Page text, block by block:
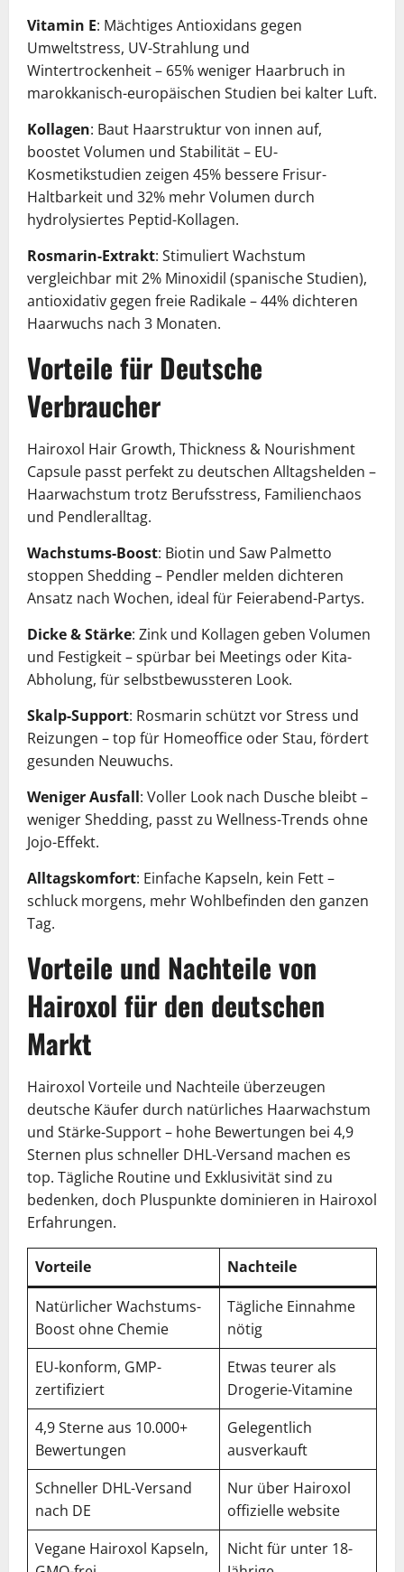
Vitamin E: Mächtiges Antioxidans gegen
Umweltstress, UV-Strahlung und
Wintertrockenheit – 65% weniger Haarbruch in
marokkanisch-europäischen Studien bei kalter Luft.
Kollagen: Baut Haarstruktur von innen auf,
boostet Volumen und Stabilität – EU-
Kosmetikstudien zeigen 45% bessere Frisur-
Haltbarkeit und 32% mehr Volumen durch
hydrolysiertes Peptid-Kollagen.
Rosmarin-Extrakt: Stimuliert Wachstum
vergleichbar mit 2% Minoxidil (spanische Studien),
antioxidativ gegen freie Radikale – 44% dichteren
Haarwuchs nach 3 Monaten.
Vorteile für Deutsche
Verbraucher
Hairoxol Hair Growth, Thickness & Nourishment
Capsule passt perfekt zu deutschen Alltagshelden –
Haarwachstum trotz Berufsstress, Familienchaos
und Pendleralltag.
Wachstums-Boost: Biotin und Saw Palmetto
stoppen Shedding – Pendler melden dichteren
Ansatz nach Wochen, ideal für Feierabend-Partys.
Dicke & Stärke: Zink und Kollagen geben Volumen
und Festigkeit – spürbar bei Meetings oder Kita-
Abholung, für selbstbewussteren Look.
Skalp-Support: Rosmarin schützt vor Stress und
Reizungen – top für Homeoffice oder Stau, fördert
gesunden Neuwuchs.
Weniger Ausfall: Voller Look nach Dusche bleibt –
weniger Shedding, passt zu Wellness-Trends ohne
Jojo-Effekt.
Alltagskomfort: Einfache Kapseln, kein Fett –
schluck morgens, mehr Wohlbefinden den ganzen
Tag.
Vorteile und Nachteile von
Hairoxol für den deutschen
Markt
Hairoxol Vorteile und Nachteile überzeugen
deutsche Käufer durch natürliches Haarwachstum
und Stärke-Support – hohe Bewertungen bei 4,9
Sternen plus schneller DHL-Versand machen es
top. Tägliche Routine und Exklusivität sind zu
bedenken, doch Pluspunkte dominieren in Hairoxol
Erfahrungen.
Vorteile
Nachteile
Natürlicher Wachstums-
Boost ohne Chemie
Tägliche Einnahme
nötig
EU-konform, GMP-
zertifiziert
Etwas teurer als
Drogerie-Vitamine
4,9 Sterne aus 10.000+
Bewertungen
Gelegentlich
ausverkauft
Schneller DHL-Versand
nach DE
Nur über Hairoxol
offizielle website
Vegane Hairoxol Kapseln,
Nicht für unter 18-